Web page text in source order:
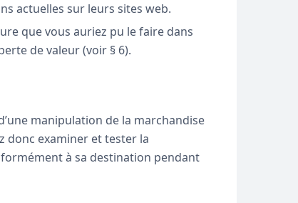
actuelles sur leurs sites web.
que vous auriez pu le faire dans
de valeur (voir § 6).
manipulation de la marchandise
donc examiner et tester la
à sa destination pendant